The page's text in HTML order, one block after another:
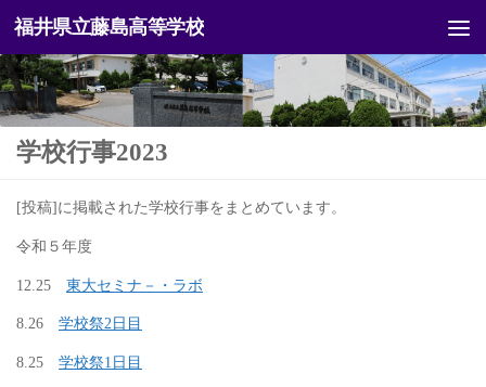
コンテンツへスキップ
福井県立藤島高等学校
学校行事2023
[投稿]に掲載された学校行事をまとめています。
令和５年度
12.25 東大セミナ－・ラボ
8.26 学校祭2日目
8.25 学校祭1日目